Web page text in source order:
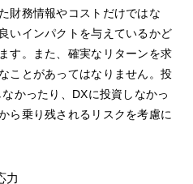
財務情報やコストだけではな
いインパクトを与えているかど
す。また、確実なリターンを求
ことがあってはなりません。投
かったり、DXに投資しなかっ
ら乗り残されるリスクを考慮に
力